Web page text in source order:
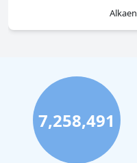
Alkaen
7,258,491